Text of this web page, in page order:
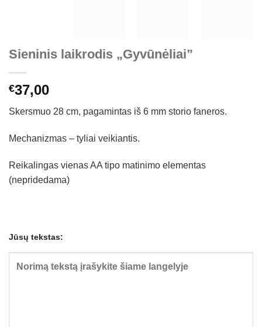
Sieninis laikrodis „Gyvūnėliai”
€37,00
Skersmuo 28 cm, pagamintas iš 6 mm storio faneros.
Mechanizmas – tyliai veikiantis.
Reikalingas vienas AA tipo matinimo elementas
(nepridedama)
Jūsų tekstas: